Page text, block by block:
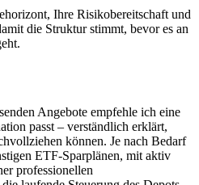
Ihre Risikobereitschaft und
die Struktur stimmt, bevor es an
Angebote empfehle ich eine
passt – verständlich erklärt,
können. Je nach Bedarf
ETF-Sparplänen, mit aktiv
professionellen